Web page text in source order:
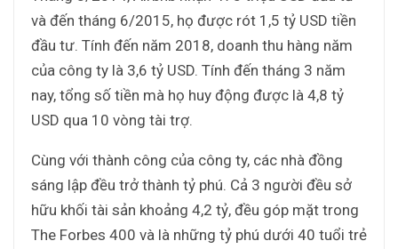
và đến tháng 6/2015, họ được rót 1,5 tỷ USD tiền
đầu tư. Tính đến năm 2018, doanh thu hàng năm
của công ty là 3,6 tỷ USD. Tính đến tháng 3 năm
nay, tổng số tiền mà họ huy động được là 4,8 tỷ
USD qua 10 vòng tài trợ.
Cùng với thành công của công ty, các nhà đồng
sáng lập đều trở thành tỷ phú. Cả 3 người đều sở
hữu khối tài sản khoảng 4,2 tỷ, đều góp mặt trong
The Forbes 400 và là những tỷ phú dưới 40 tuổi trẻ